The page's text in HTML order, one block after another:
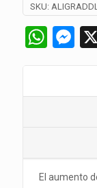
Color
Pellets
100gr
SKU:
El aumento